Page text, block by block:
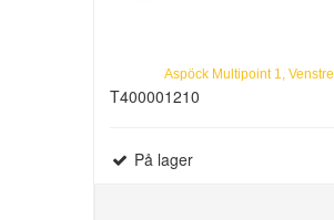
Aspöck Multipoint 1, Venstre
T400001210
På lager